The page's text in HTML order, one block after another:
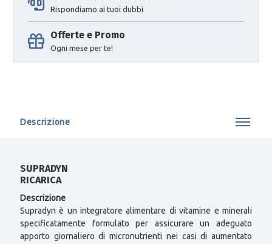
Rispondiamo ai tuoi dubbi
Offerte e Promo
Ogni mese per te!
Descrizione
SUPRADYN
RICARICA
Descrizione
Supradyn è un integratore alimentare di vitamine e minerali
specificatamente formulato per assicurare un adeguato
apporto giornaliero di micronutrienti nei casi di aumentato